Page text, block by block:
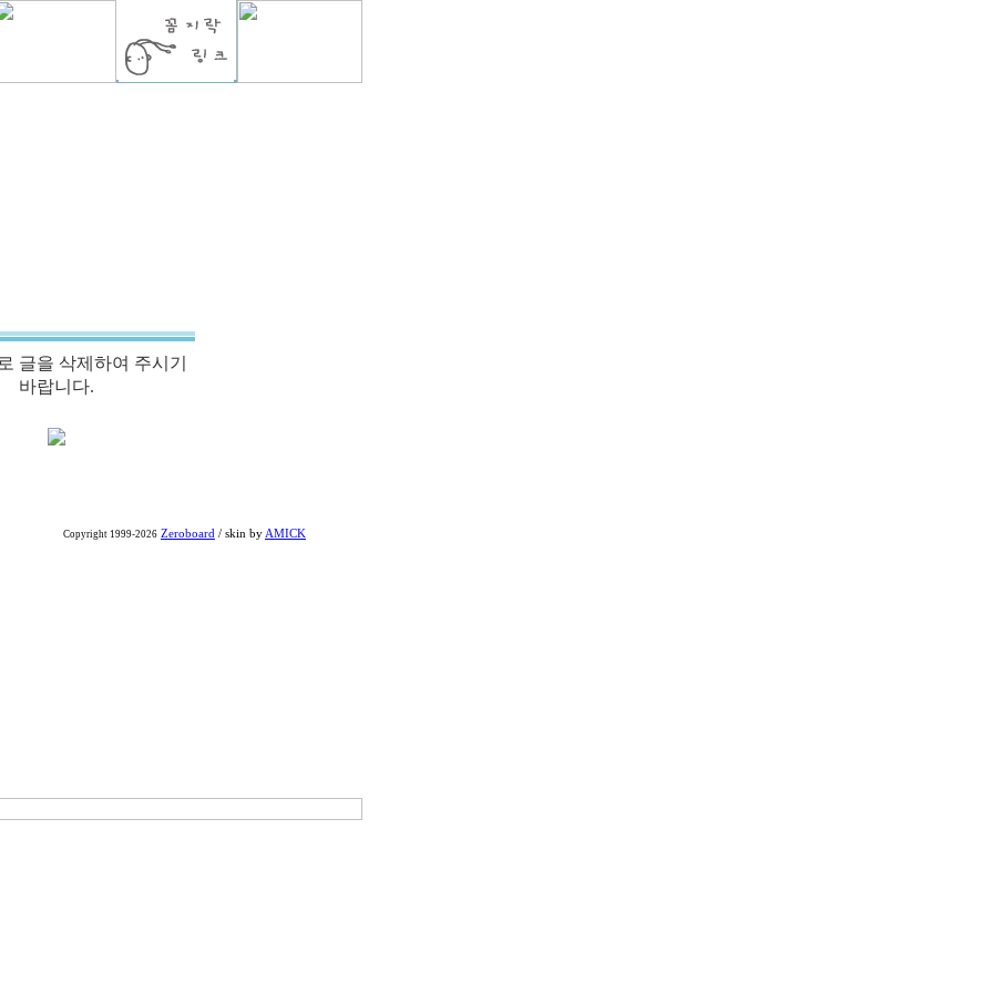
글을 삭제하여 주시기
바랍니다.
Copyright 1999-2026 Zeroboard / skin by AMICK